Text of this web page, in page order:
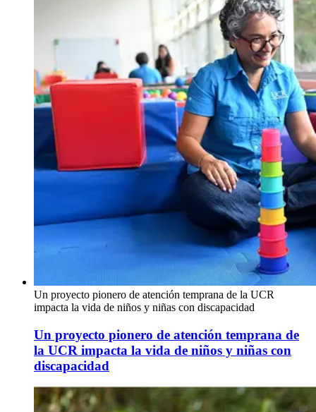
Un proyecto pionero de atención temprana de la UCR
impacta la vida de niños y niñas con discapacidad
Un proyecto pionero de atención temprana de
la UCR impacta la vida de niños y niñas con
discapacidad